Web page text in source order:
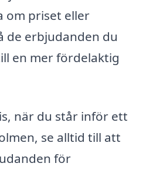
om priset eller
de erbjudanden du
en mer fördelaktig
när du står inför ett
se alltid till att
för